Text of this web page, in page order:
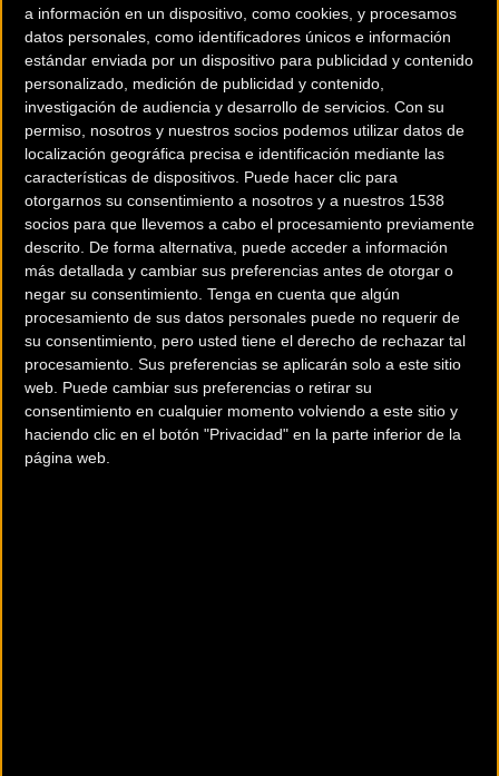
a información en un dispositivo, como cookies, y procesamos
datos personales, como identificadores únicos e información
estándar enviada por un dispositivo para publicidad y contenido
personalizado, medición de publicidad y contenido,
investigación de audiencia y desarrollo de servicios. Con su
permiso, nosotros y nuestros socios podemos utilizar datos de
localización geográfica precisa e identificación mediante las
características de dispositivos. Puede hacer clic para
otorgarnos su consentimiento a nosotros y a nuestros 1538
socios para que llevemos a cabo el procesamiento previamente
descrito. De forma alternativa, puede acceder a información
más detallada y cambiar sus preferencias antes de otorgar o
negar su consentimiento. Tenga en cuenta que algún
procesamiento de sus datos personales puede no requerir de
su consentimiento, pero usted tiene el derecho de rechazar tal
procesamiento. Sus preferencias se aplicarán solo a este sitio
web. Puede cambiar sus preferencias o retirar su
consentimiento en cualquier momento volviendo a este sitio y
haciendo clic en el botón "Privacidad" en la parte inferior de la
página web.
Noticia de ciclismopublicada elmartes, 27 de febrero
de 2018a las11:47hen la sección deMaterial
¿Aun no has podido ver las revolucionarias PRENDAS
PRESSCOMPRESSION de Faster Wear?
Ahora más polivalentes para que puedas usarlas en
cualquier modalidad:
RUNNING: conjunto de camiseta y malla compresivas de
máximo ajuste y amplitud de movilidad.
CICLISMO: segunda piel interior térmica que regula el calor